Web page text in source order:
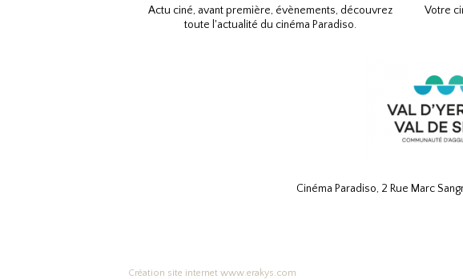
Actu ciné, avant première, évènements, découvrez
toute l'actualité du cinéma Paradiso.
Votre
Cinéma Paradiso, 2 Rue Marc
Création site internet www.erakys.com